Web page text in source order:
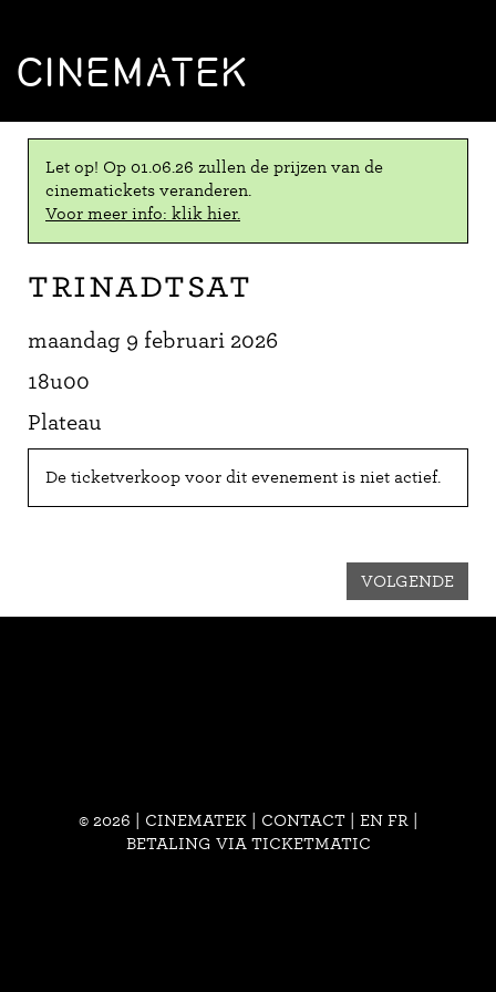
CINEMATEK
Let op! Op 01.06.26 zullen de prijzen van de
cinematickets veranderen.
Voor meer info: klik hier.
Trinadtsat
maandag 9 februari 2026
18u00
Plateau
De ticketverkoop voor dit evenement is niet actief.
VOLGENDE
© 2026 | CINEMATEK | CONTACT| EN FR
BETALING VIA TICKETMATIC